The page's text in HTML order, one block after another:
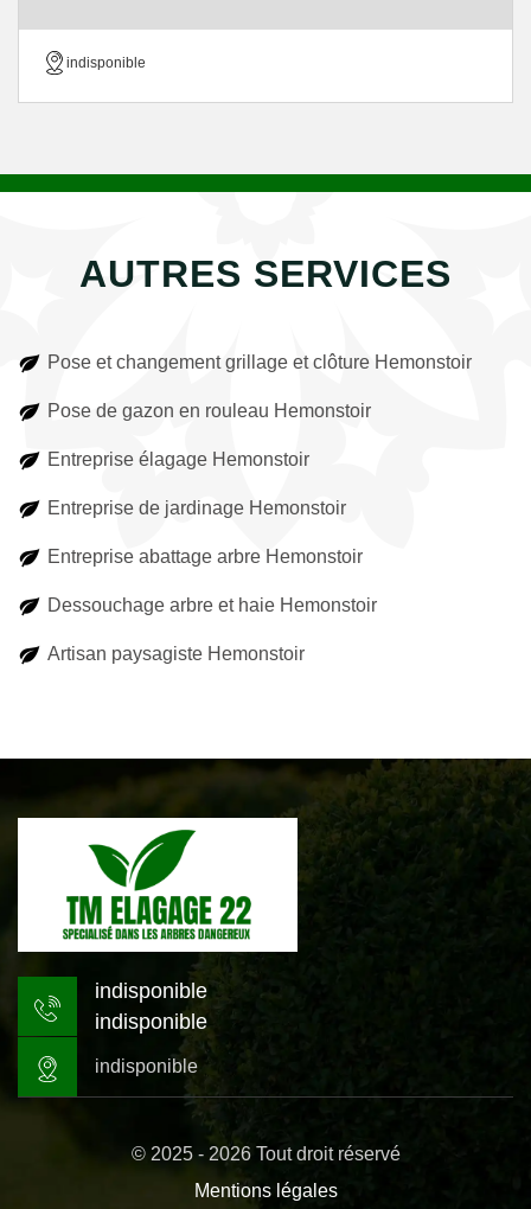
indisponible
AUTRES SERVICES
Pose et changement grillage et clôture Hemonstoir
Pose de gazon en rouleau Hemonstoir
Entreprise élagage Hemonstoir
Entreprise de jardinage Hemonstoir
Entreprise abattage arbre Hemonstoir
Dessouchage arbre et haie Hemonstoir
Artisan paysagiste Hemonstoir
indisponible
indisponible
indisponible
© 2025 - 2026 Tout droit réservé
Mentions légales